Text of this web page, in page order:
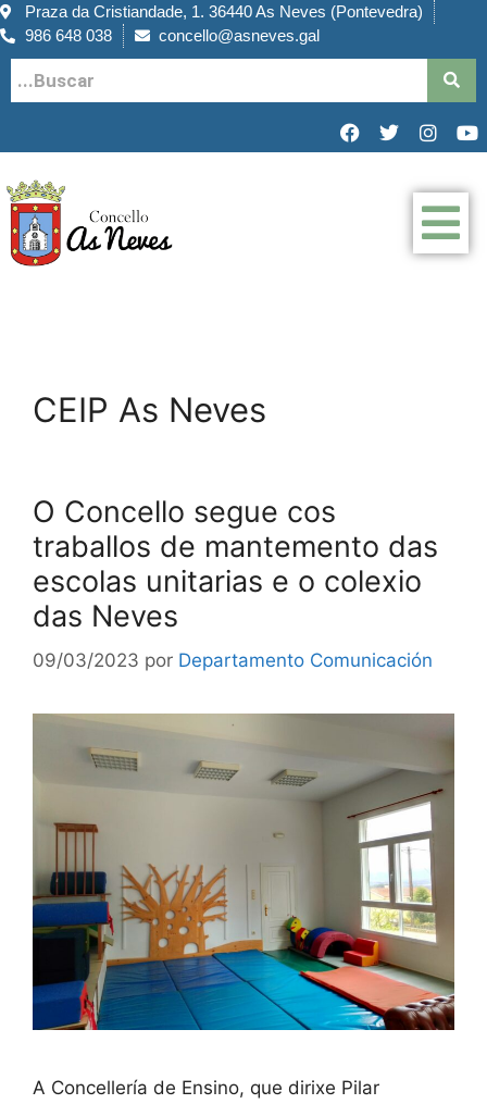
Praza da Cristiandade, 1. 36440 As Neves (Pontevedra)
986 648 038
concello@asneves.gal
CEIP As Neves
O Concello segue cos
traballos de mantemento das
escolas unitarias e o colexio
das Neves
09/03/2023 por Departamento Comunicación
A Concellería de Ensino, que dirixe Pilar